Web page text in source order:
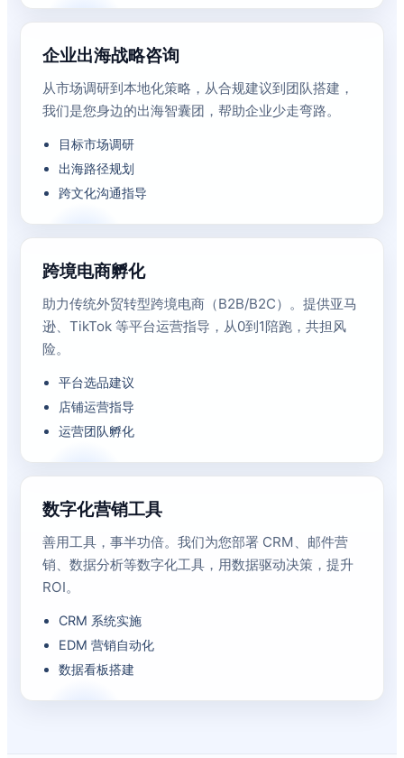
企业出海战略咨询
从市场调研到本地化策略，从合规建议到团队搭建，
我们是您身边的出海智囊团，帮助企业少走弯路。
目标市场调研
出海路径规划
跨文化沟通指导
跨境电商孵化
助力传统外贸转型跨境电商（B2B/B2C）。提供亚马
逊、TikTok 等平台运营指导，从0到1陪跑，共担风
险。
平台选品建议
店铺运营指导
运营团队孵化
数字化营销工具
善用工具，事半功倍。我们为您部署 CRM、邮件营
销、数据分析等数字化工具，用数据驱动决策，提升
ROI。
CRM 系统实施
EDM 营销自动化
数据看板搭建